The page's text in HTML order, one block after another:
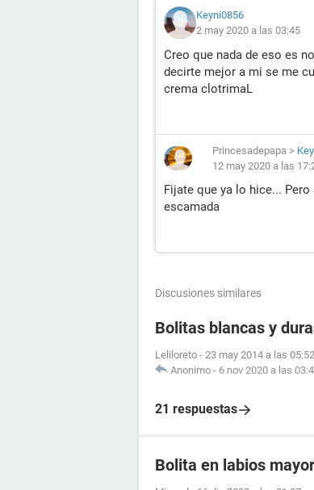
Keyni0856
2 may 2020 a las 03:45
Creo que nada de eso es
decirte mejor a mi se me
crema clotrimaL
Princesadepapa >
12 may 2020 a las
Fijate que ya lo hice...
escamada
Discusiones similares
Bolitas blancas y
Leliloreto - 23 may 2014 a las 05:52
Anonimo - 6 nov 2020 a las
21 respuestas
Bolita en labios